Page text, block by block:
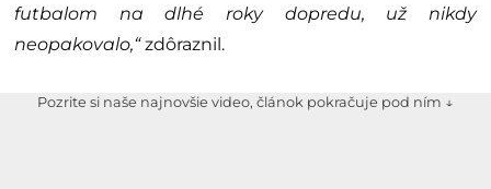
futbalom na dlhé roky dopredu, už nikdy
neopakovalo,“zdôraznil.
Pozrite si naše najnovšie video, článok pokračuje pod ním ↓